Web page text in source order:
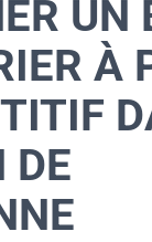
UN
À
DE